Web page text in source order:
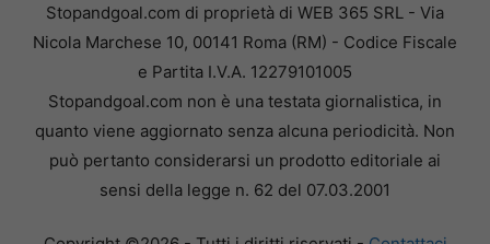
Stopandgoal.com di proprietà di WEB 365 SRL - Via
Nicola Marchese 10, 00141 Roma (RM) - Codice Fiscale
e Partita I.V.A. 12279101005
Stopandgoal.com non è una testata giornalistica, in
quanto viene aggiornato senza alcuna periodicità. Non
può pertanto considerarsi un prodotto editoriale ai
sensi della legge n. 62 del 07.03.2001